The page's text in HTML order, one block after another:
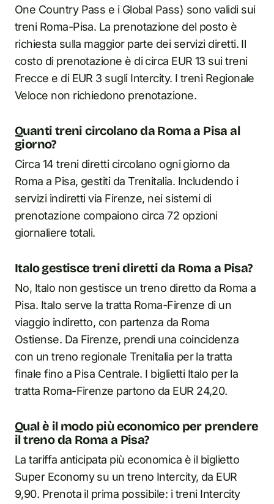
One Country Pass e i Global Pass) sono validi sui
treni Roma-Pisa. La prenotazione del posto è
richiesta sulla maggior parte dei servizi diretti. Il
costo di prenotazione è di circa EUR 13 sui treni
Frecce e di EUR 3 sugli Intercity. I treni Regionale
Veloce non richiedono prenotazione.
Quanti treni circolano da Roma a Pisa al
giorno?
Circa 14 treni diretti circolano ogni giorno da
Roma a Pisa, gestiti da Trenitalia. Includendo i
servizi indiretti via Firenze, nei sistemi di
prenotazione compaiono circa 72 opzioni
giornaliere totali.
Italo gestisce treni diretti da Roma a Pisa?
No, Italo non gestisce un treno diretto da Roma a
Pisa. Italo serve la tratta Roma-Firenze di un
viaggio indiretto, con partenza da Roma
Ostiense. Da Firenze, prendi una coincidenza
con un treno regionale Trenitalia per la tratta
finale fino a Pisa Centrale. I biglietti Italo per la
tratta Roma-Firenze partono da EUR 24,20.
Qual è il modo più economico per prendere
il treno da Roma a Pisa?
La tariffa anticipata più economica è il biglietto
Super Economy su un treno Intercity, da EUR
9,90. Prenota il prima possibile: i treni Intercity